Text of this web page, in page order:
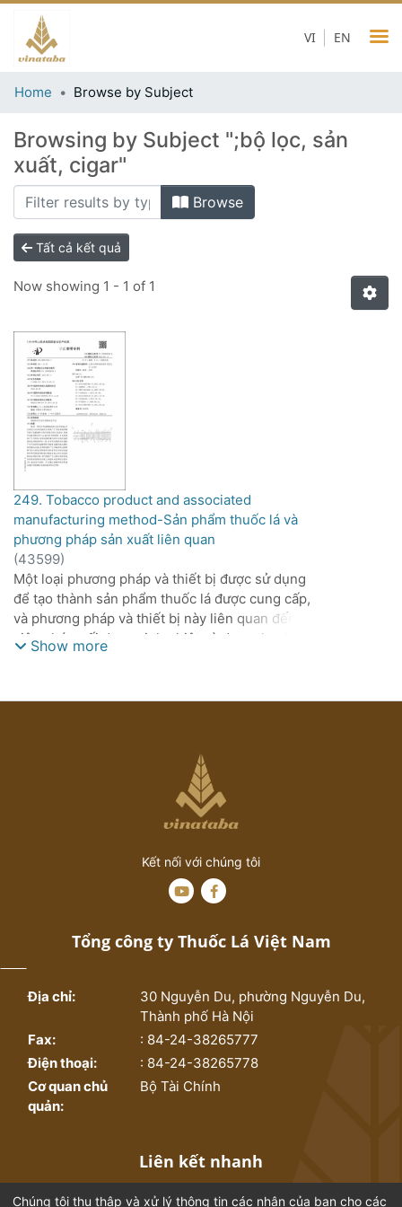
EN
VI
Home Browse by Subject
Browsing by Subject ";bộ lọc, sản
xuất, cigar"
Browse
Tất cả kết quả
Now showing 1 - 1 of 1
249. Tobacco product and associated
manufacturing method-Sản phẩm thuốc lá và
phương pháp sản xuất liên quan
(43599)
Một loại phương pháp và thiết bị được sử dụng
để tạo thành sản phẩm thuốc lá được cung cấp,
và phương pháp và thiết bị này liên quan đến
việc ghép nối đoạn sinh nhiệt và đoạn thanh
được ghép nối và đoạn sinh nhiệt và/hoặc đoạn
thuốc lá nhiều nhất được tạo ra để bọc phần đầu
bên của đoạn ghép một phần xung quanh nhiệt,
sao cho đoạn sinh nhiệt và đoạn thanh thuốc lá
được hợp tác với các dải dẫn nhiệt được xác định
chiều dọc giữa đoạn ghép và đầu ngang tương
ứng của các dải dẫn nhiệt. Phần tử tạo khí dung
được lắng đọng vào khoang kéo dài theo chiều
qua quá trình nạp trọng lực) và đầu bên bằng
cách chồng lên nhau và bịt kín đoạn ghép sẽ
đóng khoang.
Show more
Kết nối với chúng tôi
Tổng công ty Thuốc Lá Việt Nam
Địa chỉ:
30 Nguyễn Du, phường Nguyễn Du,
Thành phố Hà Nội
Fax:
: 84-24-38265777
Điện thoại:
: 84-24-38265778
Cơ quan chủ
quản:
Bộ Tài Chính
Liên kết nhanh
Chúng tôi thu thập và xử lý thông tin các nhân của bạn cho các